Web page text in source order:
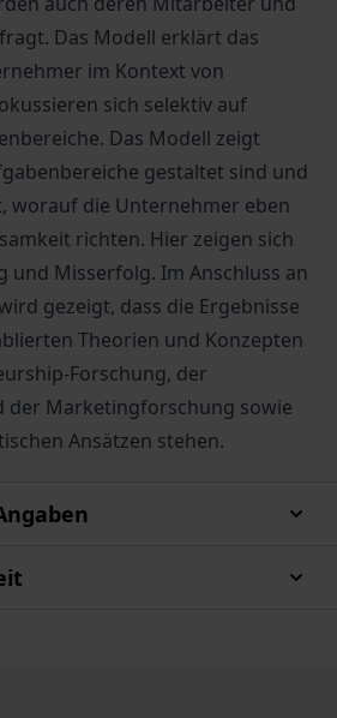
Das Modell erklärt das
im Kontext von
sich selektiv auf
Das Modell zeigt
gestaltet sind und
worauf die Unternehmer eben
richten. Hier zeigen sich
und Misserfolg. Im Anschluss an
gezeigt, dass die Ergebnisse
Theorien und Konzepten
Forschung, der
der Marketingforschung sowie
Ansätzen stehen.